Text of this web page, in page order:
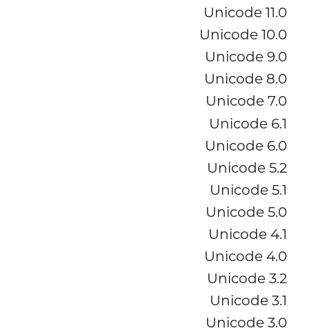
Unicode 11.0
Unicode 10.0
Unicode 9.0
Unicode 8.0
Unicode 7.0
Unicode 6.1
Unicode 6.0
Unicode 5.2
Unicode 5.1
Unicode 5.0
Unicode 4.1
Unicode 4.0
Unicode 3.2
Unicode 3.1
Unicode 3.0